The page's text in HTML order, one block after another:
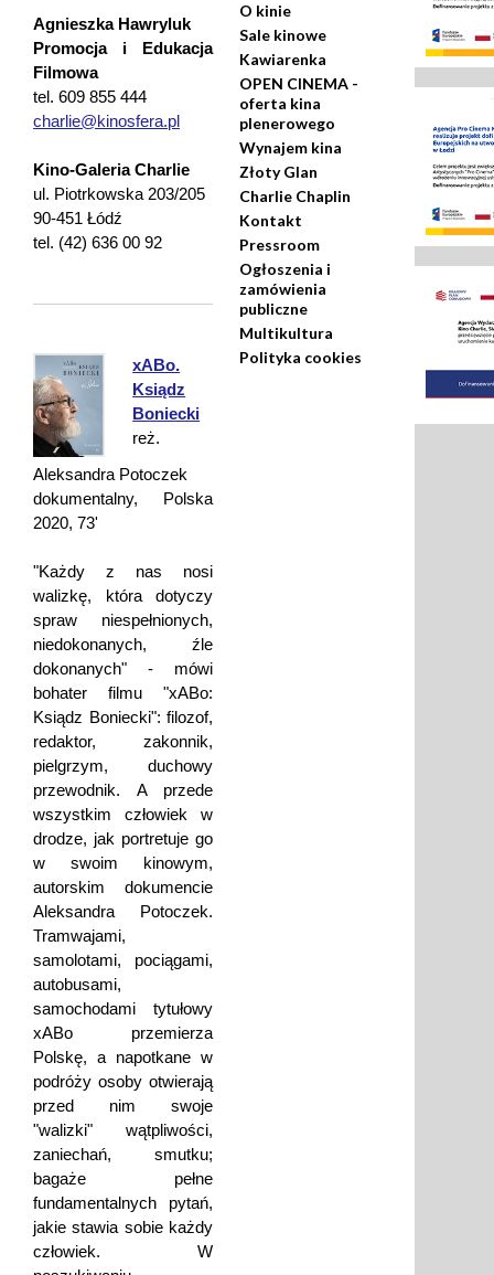
Agnieszka Hawryluk
Promocja i Edukacja
Filmowa
tel. 609 855 444
charlie@kinosfera.pl
Kino-Galeria Charlie
ul. Piotrkowska 203/205
90-451 Łódź
tel. (42) 636 00 92
xABo.
Ksiądz
Boniecki
reż.
Aleksandra Potoczek
dokumentalny, Polska
2020, 73'
"Każdy z nas nosi
walizkę, która dotyczy
spraw niespełnionych,
niedokonanych, źle
dokonanych" - mówi
bohater filmu "xABo:
Ksiądz Boniecki": filozof,
redaktor, zakonnik,
pielgrzym, duchowy
przewodnik. A przede
wszystkim człowiek w
drodze, jak portretuje go
w swoim kinowym,
autorskim dokumencie
Aleksandra Potoczek.
Tramwajami,
samolotami, pociągami,
autobusami,
samochodami tytułowy
xABo przemierza
Polskę, a napotkane w
podróży osoby otwierają
przed nim swoje
"walizki" wątpliwości,
zaniechań, smutku;
bagaże pełne
fundamentalnych pytań,
jakie stawia sobie każdy
człowiek. W
O kinie
Sale kinowe
Kawiarenka
OPEN CINEMA -
oferta kina
plenerowego
Wynajem kina
Złoty Glan
Charlie Chaplin
Kontakt
Pressroom
Ogłoszenia i
zamówienia
publiczne
Multikultura
Polityka cookies